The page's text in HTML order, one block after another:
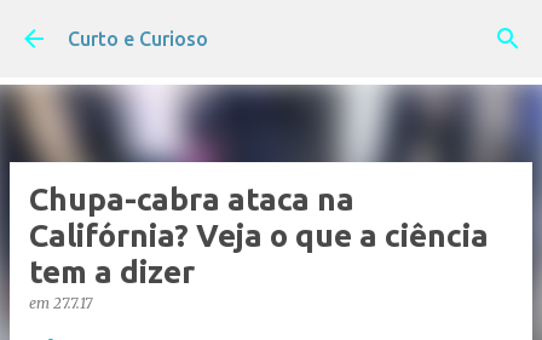
Pular para o conteúdo principal
Curto e Curioso
Chupa-cabra ataca na
Califórnia? Veja o que a ciência
tem a dizer
em 27.7.17